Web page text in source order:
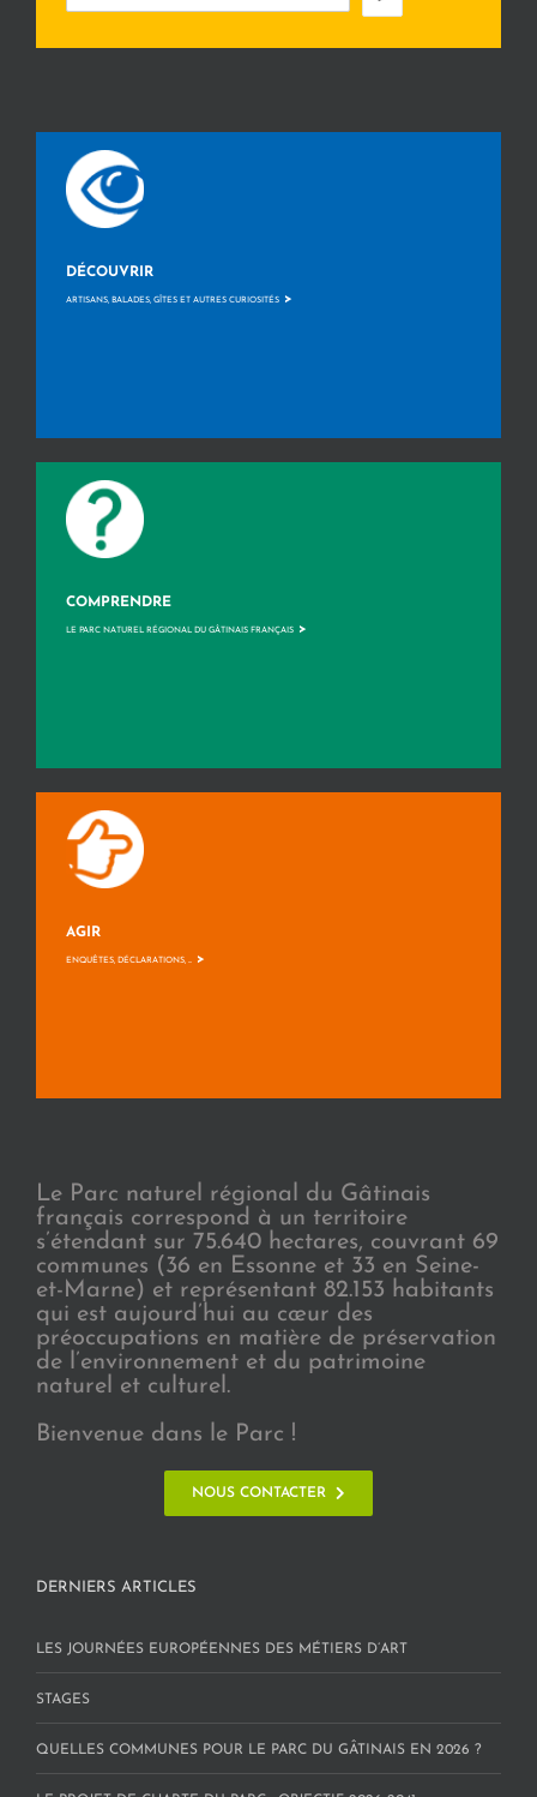
DÉCOUVRIR
ARTISANS, BALADES, GÎTES ET AUTRES CURIOSITÉS >
COMPRENDRE
LE PARC NATUREL RÉGIONAL DU GÂTINAIS FRANÇAIS >
AGIR
ENQUÊTES, DÉCLARATIONS, ... >
Le Parc naturel régional du Gâtinais
français correspond à un territoire
s’étendant sur 75.640 hectares, couvrant 69
communes (36 en Essonne et 33 en Seine-
et-Marne) et représentant 82.153 habitants
qui est aujourd’hui au cœur des
préoccupations en matière de préservation
de l’environnement et du patrimoine
naturel et culturel.
Bienvenue dans le Parc !
NOUS CONTACTER
DERNIERS ARTICLES
LES JOURNÉES EUROPÉENNES DES MÉTIERS D’ART
STAGES
QUELLES COMMUNES POUR LE PARC DU GÂTINAIS EN 2026 ?